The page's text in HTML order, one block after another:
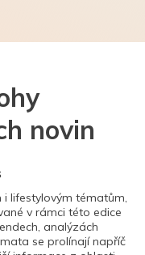
novin
lifestylovým tématům,
v rámci této edice
analýzách
se prolínají napříč